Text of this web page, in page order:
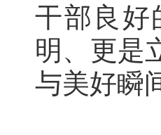
干部良好
明、更是
与美好瞬